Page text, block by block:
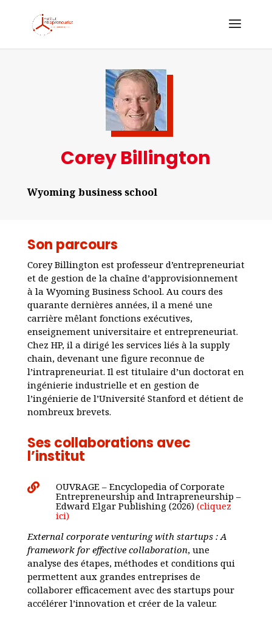
Corey Billington
Wyoming business school
Son parcours
Corey Billington est professeur d’entrepreneuriat
et de gestion de la chaîne d’approvisionnement
à la Wyoming Business School. Au cours des
quarante dernières années, il a mené une
carrière mêlant fonctions exécutives,
enseignement universitaire et entrepreneuriat.
Chez HP, il a dirigé les services liés à la supply
chain, devenant une figure reconnue de
l’intrapreneuriat. Il est titulaire d’un doctorat en
ingénierie industrielle et en gestion de
l’ingénierie de l’Université Stanford et détient de
nombreux brevets.
Ses collaborations avec
l’institut

OUVRAGE – Encyclopedia of Corporate
Entrepreneurship and Intrapreneurship –
Edward Elgar Publishing (2026) (cliquez
ici)
External corporate venturing with startups : A
framework for effective collaboration, une
analyse des étapes, méthodes et conditions qui
permettent aux grandes entreprises de
collaborer efficacement avec des startups pour
accélérer l’innovation et créer de la valeur.